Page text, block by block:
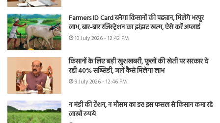
Farmers ID Card बनेगा किसानों की पहचान, मिलेंगे भरपूर
लाभ, बार-बार रजिस्ट्रेशन का झंझट खत्म, ऐसे करें अप्लाई
10 July 2026 - 12:42 PM
किसानों के लिए बड़ी खुशखबरी, फूलों की खेती पर सरकार दे
रही 40% सब्सिडी, जानें कैसे मिलेगा लाभ
9 July 2026 - 12:46 PM
न मंडी की टेंशन, न मौसम का डर! इस फसल से किसान कमा रहे
लाखों रुपये